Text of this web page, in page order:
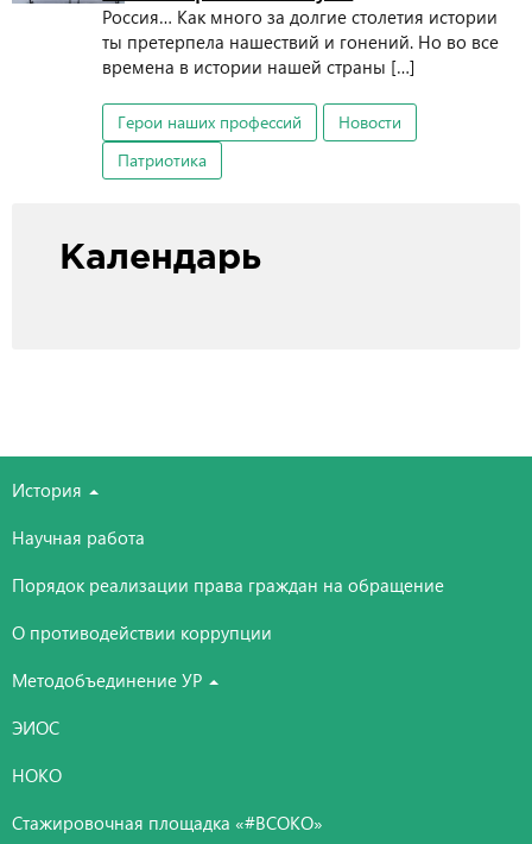
Россия… Как много за долгие столетия истории
ты претерпела нашествий и гонений. Но во все
времена в истории нашей страны […]
Герои наших профессий
Новости
Патриотика
Календарь
История
Научная работа
Порядок реализации права граждан на обращение
О противодействии коррупции
Методобъединение УР
ЭИОС
НОКО
Стажировочная площадка «#ВСОКО»